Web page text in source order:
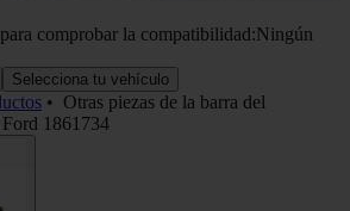
comprobar la compatibilidad:Ningún
Selecciona tu vehículo
• Otras piezas de la barra del
1861734